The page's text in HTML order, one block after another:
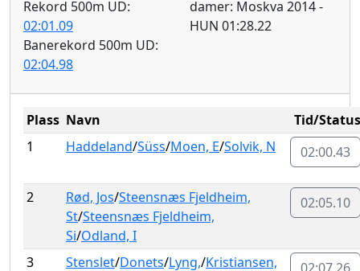
Rekord 500m UD:
02:01.09
Banerekord 500m UD:
02:04.98
damer: Moskva 2014 -
HUN 01:28.22
Plass Navn
Tid/Status
1
Haddeland/Süss/Moen, E/Solvik, N 02:00.43
2 Rød, Jos/Steensnæs Fjeldheim,
St/Steensnæs Fjeldheim,
Si/Odland, I
02:05.10
3 Stenslet/Donets/Lyng,/Kristiansen,